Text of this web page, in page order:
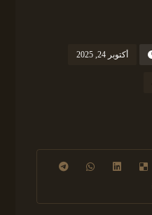
أكتوبر 24, 2025